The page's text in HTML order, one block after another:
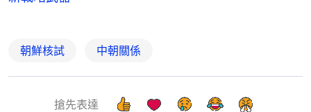
朝鮮核試 中朝關係
搶先表達